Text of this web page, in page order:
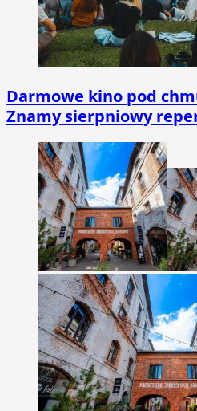
Darmowe kino pod
Znamy sierpniowy